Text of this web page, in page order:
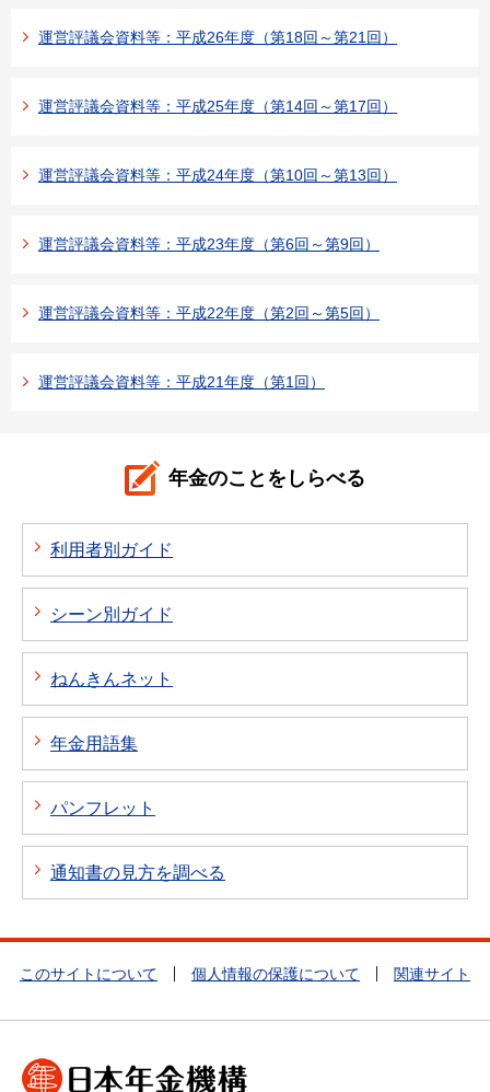
運営評議会資料等：平成26年度（第18回～第21回）
運営評議会資料等：平成25年度（第14回～第17回）
運営評議会資料等：平成24年度（第10回～第13回）
運営評議会資料等：平成23年度（第6回～第9回）
運営評議会資料等：平成22年度（第2回～第5回）
運営評議会資料等：平成21年度（第1回）
年金のことをしらべる
利用者別ガイド
シーン別ガイド
ねんきんネット
年金用語集
パンフレット
通知書の見方を調べる
このサイトについて 個人情報の保護について 関連サイト